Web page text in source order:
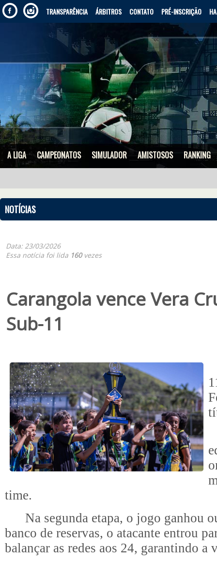
TRANSPARÊNCIA ÁRBITROS CONTATO PRÉ-INSCRIÇÃO
A LIGA CAMPEONATOS SIMULADOR AMISTOSOS RANKING
NOTÍCIAS
Data: 23/03/2026
Essa notícia foi lida 160vezes
Carangola vence Vera
Sub-11
time.
Na segunda etapa, o jogo ganhou
banco de reservas, o atacante entrou
balançar as redes aos 24, garantindo